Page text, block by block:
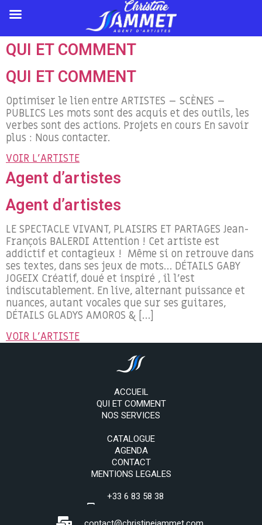
QUI ET COMMENT
QUI ET COMMENT
Optimiser le lien entre ARTISTES – SCÈNES –
PUBLICS Les mots sont des acquis et des outils, les
verbes sont des actions. Projets en cours En savoir
plus : Nous contacter.
VOIR L'ARTISTE
Agent d’artistes
Agent d’artistes
LE SPECTACLE VIVANT, PLAISIRS ET PARTAGES Jean-
François BALERDI Attention ! Cet artiste est
addictif et contagieux ! Même si on retrouve dans
ses textes, dans ses jeux de mots… DÉTAILS GABY
JOGEIX Créatif, doué et inspiré , il l’est
indiscutablement. En live, alternant puissance et
nuances, autant vocales que sur ses guitares,
DÉTAILS GLADYS AMOROS & […]
VOIR L'ARTISTE
ACCUEIL
QUI ET COMMENT
NOS SERVICES
CATALOGUE
AGENDA
CONTACT
MENTIONS LEGALES
+33 6 83 58 38